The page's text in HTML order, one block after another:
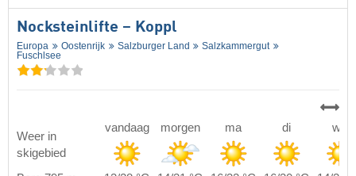
Nocksteinlifte – Koppl
Europa Oostenrijk Salzburger Land
Salzkammergut
Fuschlsee
Weer in
skigebied
vandaag morgen ma di wo